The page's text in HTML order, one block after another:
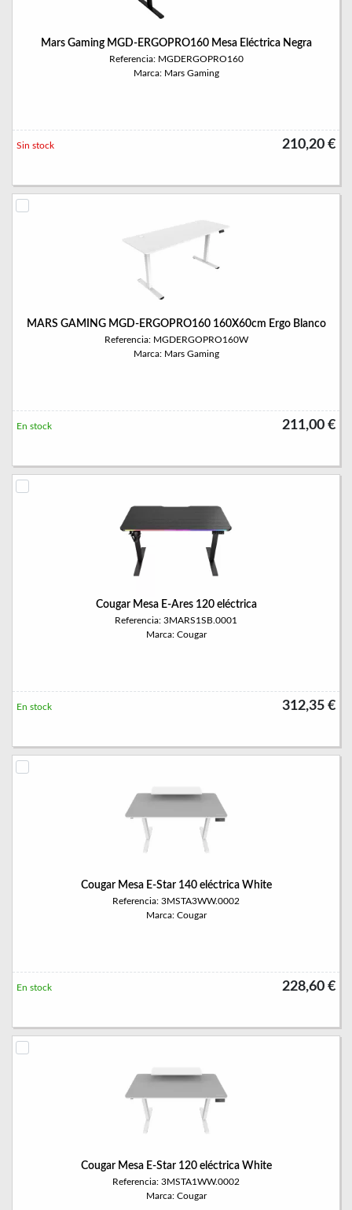
Mars Gaming MGD-ERGOPRO160 Mesa Eléctrica Negra
Referencia: MGDERGOPRO160
Marca: Mars Gaming
210,20 €
Sin stock
MARS GAMING MGD-ERGOPRO160 160X60cm Ergo Blanco
Referencia: MGDERGOPRO160W
Marca: Mars Gaming
211,00 €
En stock
Cougar Mesa E-Ares 120 eléctrica
Referencia: 3MARS1SB.0001
Marca: Cougar
312,35 €
En stock
Cougar Mesa E-Star 140 eléctrica White
Referencia: 3MSTA3WW.0002
Marca: Cougar
228,60 €
En stock
Cougar Mesa E-Star 120 eléctrica White
Referencia: 3MSTA1WW.0002
Marca: Cougar